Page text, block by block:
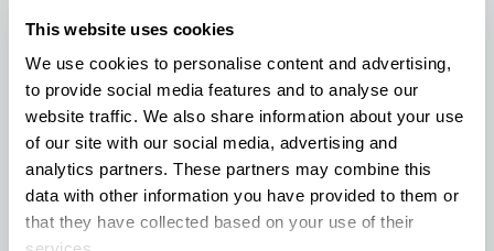
This website uses cookies
We use cookies to personalise content and advertising,
to provide social media features and to analyse our
website traffic. We also share information about your use
of our site with our social media, advertising and
analytics partners. These partners may combine this
data with other information you have provided to them or
that they have collected based on your use of their
quand il les a rouverts le lendemain, il a été
englouti dans de lourds nuages d'arômes
captivant son nez avec une douce saveur de
mangue qui était encore plus prononcée et plus
douce qu'avant. Le piquant Kush, déjà très léger
avant, s'était déplacé plus loin dans l'arrière-plan.